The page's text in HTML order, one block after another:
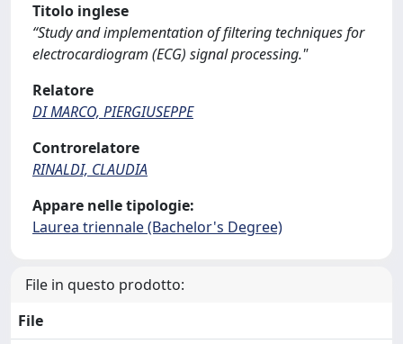
Titolo inglese
“Study and implementation of filtering techniques for
electrocardiogram (ECG) signal processing."
Relatore
DI MARCO, PIERGIUSEPPE
Controrelatore
RINALDI, CLAUDIA
Appare nelle tipologie:
Laurea triennale (Bachelor's Degree)
File in questo prodotto:
File